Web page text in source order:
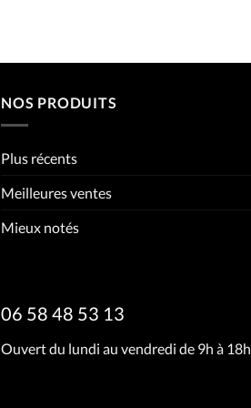
NOS PRODUITS
Plus récents
Meilleures ventes
Mieux notés
06 58 48 53 13
Ouvert du lundi au vendredi de 9h à 18h.